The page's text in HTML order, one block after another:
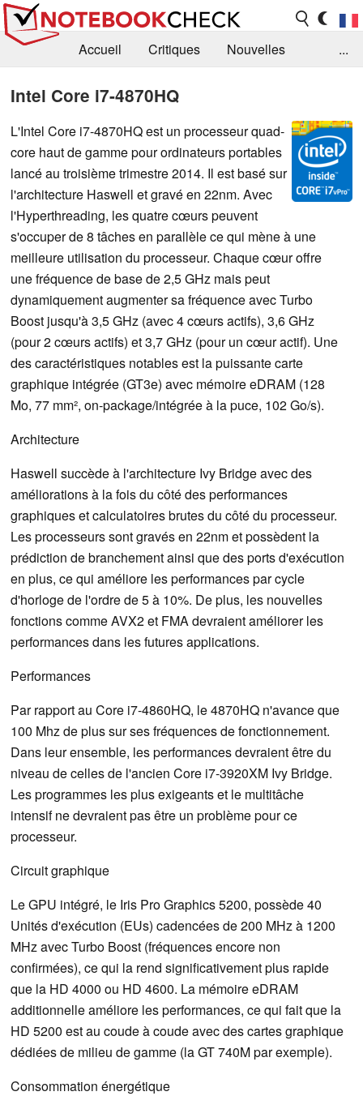
Accueil Critiques
Nouvelles
...
Intel Core i7-4870HQ
L'Intel Core i7-4870HQ est un processeur quad-
core haut de gamme pour ordinateurs portables
lancé au troisième trimestre 2014. Il est basé sur
l'architecture Haswell et gravé en 22nm. Avec
l'Hyperthreading, les quatre cœurs peuvent
s'occuper de 8 tâches en parallèle ce qui mène à une
meilleure utilisation du processeur. Chaque cœur offre
une fréquence de base de 2,5 GHz mais peut
dynamiquement augmenter sa fréquence avec Turbo
Boost jusqu'à 3,5 GHz (avec 4 cœurs actifs), 3,6 GHz
(pour 2 cœurs actifs) et 3,7 GHz (pour un cœur actif). Une
des caractéristiques notables est la puissante carte
graphique intégrée (GT3e) avec mémoire eDRAM (128
Mo, 77 mm², on-package/intégrée à la puce, 102 Go/s).
Architecture
Haswell succède à l'architecture Ivy Bridge avec des
améliorations à la fois du côté des performances
graphiques et calculatoires brutes du côté du processeur.
Les processeurs sont gravés en 22nm et possèdent la
prédiction de branchement ainsi que des ports d'exécution
en plus, ce qui améliore les performances par cycle
d'horloge de l'ordre de 5 à 10%. De plus, les nouvelles
fonctions comme AVX2 et FMA devraient améliorer les
performances dans les futures applications.
Performances
Par rapport au Core i7-4860HQ, le 4870HQ n'avance que
100 Mhz de plus sur ses fréquences de fonctionnement.
Dans leur ensemble, les performances devraient être du
niveau de celles de l'ancien Core i7-3920XM Ivy Bridge.
Les programmes les plus exigeants et le multitâche
intensif ne devraient pas être un problème pour ce
processeur.
Circuit graphique
Le GPU intégré, le Iris Pro Graphics 5200, possède 40
Unités d'exécution (EUs) cadencées de 200 MHz à 1200
MHz avec Turbo Boost (fréquences encore non
confirmées), ce qui la rend significativement plus rapide
que la HD 4000 ou HD 4600. La mémoire eDRAM
additionnelle améliore les performances, ce qui fait que la
HD 5200 est au coude à coude avec des cartes graphique
dédiées de milieu de gamme (la GT 740M par exemple).
Consommation énergétique